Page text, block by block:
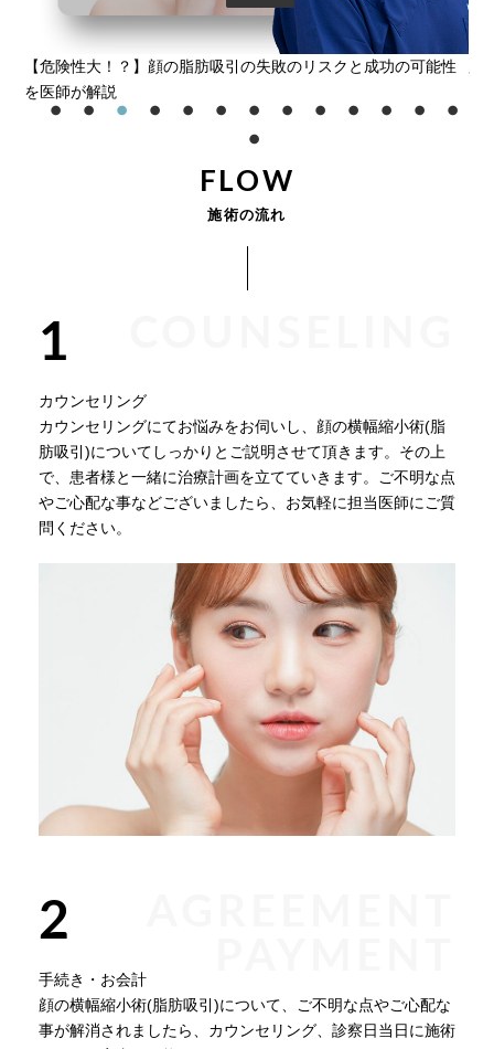
【危険性大！？】顔の脂肪吸引の失敗のリスクと成功の可能性
を医師が解説
FLOW
施術の流れ
1
カウンセリング
カウンセリングにてお悩みをお伺いし、顔の横幅縮小術(脂
肪吸引)についてしっかりとご説明させて頂きます。その上
で、患者様と一緒に治療計画を立てていきます。ご不明な点
やご心配な事などございましたら、お気軽に担当医師にご質
問ください。
2
手続き・お会計
顔の横幅縮小術(脂肪吸引)について、ご不明な点やご心配な
事が解消されましたら、カウンセリング、診察日当日に施術